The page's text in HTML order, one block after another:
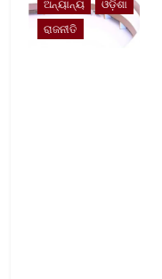
ଅନ୍ୟାନ୍ୟ
ଓଡ଼ିଶା
ରାଜନୀତି